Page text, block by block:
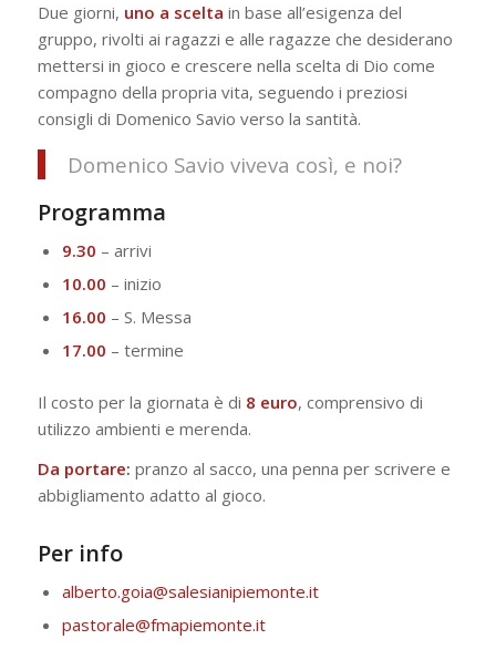
Due giorni, uno a scelta in base all’esigenza del
gruppo, rivolti ai ragazzi e alle ragazze che desiderano
mettersi in gioco e crescere nella scelta di Dio come
compagno della propria vita, seguendo i preziosi
consigli di Domenico Savio verso la santità.
Domenico Savio viveva così, e noi?
Programma
9.30 – arrivi
10.00 – inizio
16.00 – S. Messa
17.00 – termine
Il costo per la giornata è di 8 euro, comprensivo di
utilizzo ambienti e merenda.
Da portare: pranzo al sacco, una penna per scrivere e
abbigliamento adatto al gioco.
Per info
alberto.goia@salesianipiemonte.it
pastorale@fmapiemonte.it